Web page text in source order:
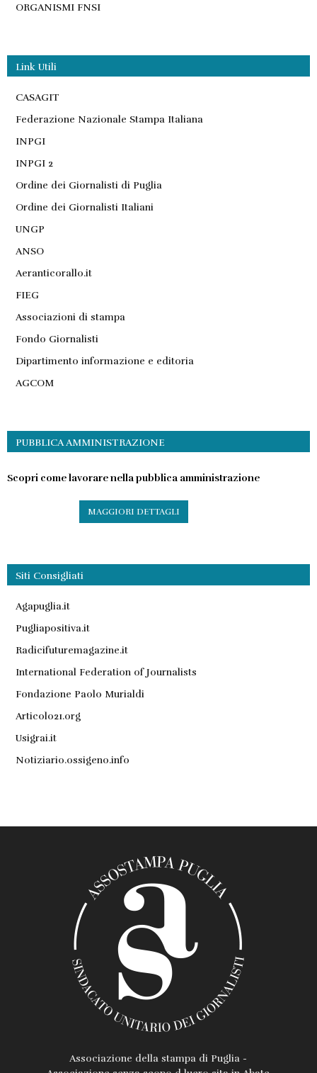
ORGANISMI FNSI
Link Utili
CASAGIT
Federazione Nazionale Stampa Italiana
INPGI
INPGI 2
Ordine dei Giornalisti di Puglia
Ordine dei Giornalisti Italiani
UNGP
ANSO
Aeranticorallo.it
FIEG
Associazioni di stampa
Fondo Giornalisti
Dipartimento informazione e editoria
AGCOM
PUBBLICA AMMINISTRAZIONE
Scopri come lavorare nella pubblica amministrazione
MAGGIORI DETTAGLI
Siti Consigliati
Agapuglia.it
Pugliapositiva.it
Radicifuturemagazine.it
International Federation of Journalists
Fondazione Paolo Murialdi
Articolo21.org
Usigrai.it
Notiziario.ossigeno.info
Associazione della stampa di Puglia -